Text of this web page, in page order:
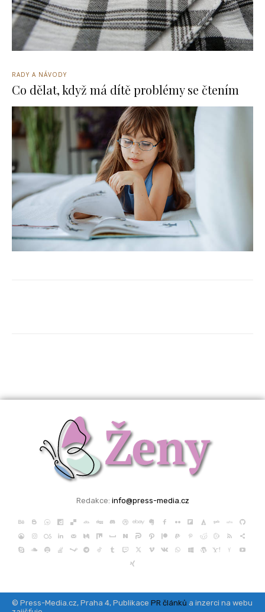
RADY A NÁVODY
Co dělat, když má dítě problémy se čtením
Redakce: info@press-media.cz
© Press-Media.cz, Praha 4, Publikace PR článků a inzerci na webu